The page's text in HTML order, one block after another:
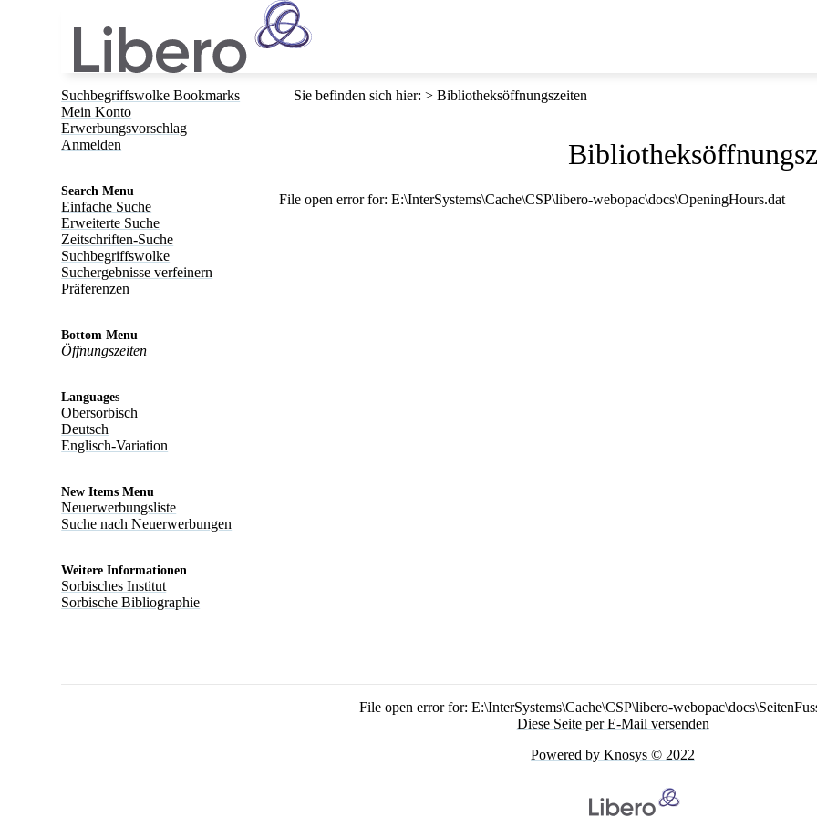
Suchbegriffswolke Bookmarks
Mein Konto
Erwerbungsvorschlag
Anmelden
Search Menu
Einfache Suche
Erweiterte Suche
Zeitschriften-Suche
Suchbegriffswolke
Suchergebnisse verfeinern
Präferenzen
Bottom Menu
Öffnungszeiten
Languages
Obersorbisch
Deutsch
Englisch-Variation
New Items Menu
Neuerwerbungsliste
Suche nach Neuerwerbungen
Weitere Informationen
Sorbisches Institut
Sorbische Bibliographie
Sie befinden sich hier: Bibliotheksöffnungszeiten
File open error for: E:\InterSystems\Cache\CSP\libero-webopac\docs\OpeningHours.dat
File open error for: E:\InterSystems\Cache\CSP\libero-
Diese Seite per E-Mail versenden
Powered by Knosys © 2022